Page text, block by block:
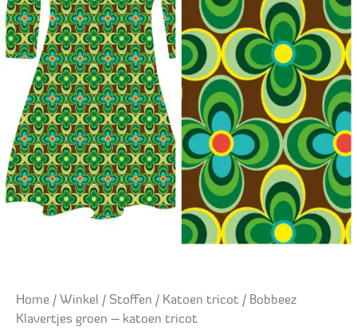
Home / Winkel / Stoffen / Katoen tricot / Bobbeez
Klavertjes groen – katoen tricot